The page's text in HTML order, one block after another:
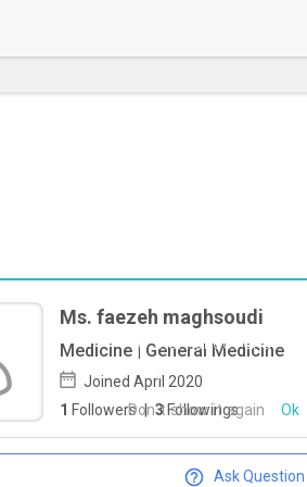
Ms. faezeh maghsoudi
Medicine | General Medicine
Joined April 2020
1 Followers | 3 Followings
Ask Question
To start direct chat with
maghsoudi
Don`t show it again Ok